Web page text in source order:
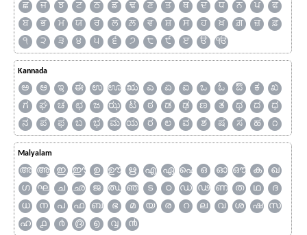
ਛ
ਜ ਝ ਟ ਠ ਡ ਢ ਣ ਤ ਥ ਦ ਧ ਨ ਪ
ਫ
ਬ
ਭ ਮ ਯ ਰ ਲ ਲ਼ ਵ ਸ਼ ਸ ਹ ਖ਼ ਗ਼ ਜ਼
ਫ਼
੧
੨ ੩ ੪ ੫ ੬ ੭ ੮ ੯ ੲ ੳ ੴ
Kannada
ಅ ಆ ಇ ಈ ಉ ಊ ಋ ಎ ಏ ಐ ಒ ಓ ಔ ಕ
ಖ
ಗ
ಘ ಚ ಛ ಜ ಝ ಟ ಠ ಡ ಢ ಣ ತ ಥ ದ
ಧ
ನ
ಪ ಫ ಬ ಭ ಮ ಯ ರ ಲ ವ ಶ ಷ ಸ ಹ ೧
Malyalam
അ ആ ഇ ഈ ഉ ഊ ഋ എ ഏ ഐ ഒ ഓ ഔ ക
ഖ
ഗ
ഘ ച ഛ ജ ഝ ഞ ട ഠ ഡ ഢ ണ ത ഥ
ദ
ധ
ന പ ഫ ബ ഭ മ യ ര റ ല വ ശ ഷ
സ
ഹ
൧ ൪ ൫ ൭ ൮ ൯